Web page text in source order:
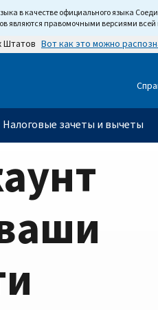
в качестве официального языка
являются правомочными версиями
Штатов Вот как это можно
Налоговые зачеты и вычеты